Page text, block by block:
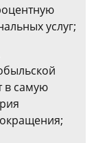
услуг;
в самую